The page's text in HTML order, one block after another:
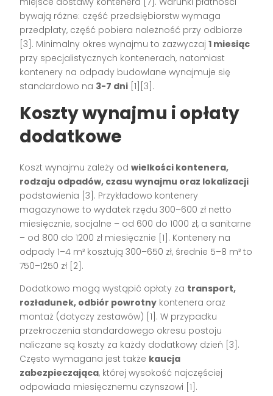
bywają różne: część przedsiębiorstw wymaga
przedpłaty, część pobiera należność przy odbiorze
[3]. Minimalny okres wynajmu to zazwyczaj1 miesiąc
przy specjalistycznych kontenerach, natomiast
kontenery na odpady budowlane wynajmuje się
standardowo na 3-7 dni [1][3].
Koszty wynajmu i opłaty
dodatkowe
Koszt wynajmu zależy odwielkości kontenera,
rodzaju odpadów, czasu wynajmu oraz lokalizacji
podstawienia [3]. Przykładowo kontenery
magazynowe to wydatek rzędu 300–600 zł netto
miesięcznie, socjalne – od 600 do 1000 zł, a sanitarne
– od 800 do 1200 zł miesięcznie [1]. Kontenery na
odpady 1–4 m³ kosztują 300–650 zł, średnie 5–8 m³ to
750–1250 zł [2].
Dodatkowo mogą wystąpić opłaty za transport,
rozładunek, odbiór powrotny kontenera oraz
montaż (dotyczy zestawów) [1]. W przypadku
przekroczenia standardowego okresu postoju
naliczane są koszty za każdy dodatkowy dzień [3].
Często wymagana jest także kaucja
zabezpieczająca, której wysokość najczęściej
odpowiada miesięcznemu czynszowi [1].